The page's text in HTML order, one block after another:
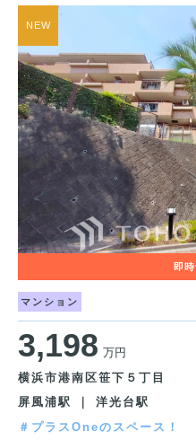
マンション
3,198 万円
横浜市港南区笹下５丁目
屏風浦駅 ｜ 洋光台駅
＃プラスOneのスペース！